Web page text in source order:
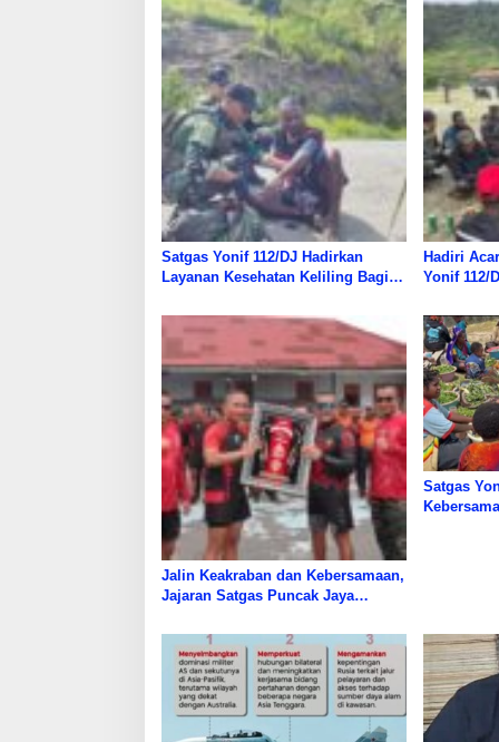
Satgas Yonif 112/DJ Hadirkan
Layanan Kesehatan Keliling Bagi
Hadiri
Yonif 112/
Jalin Keakraban dan Kebersamaan,
Jajaran Satgas Puncak Jaya
Satgas